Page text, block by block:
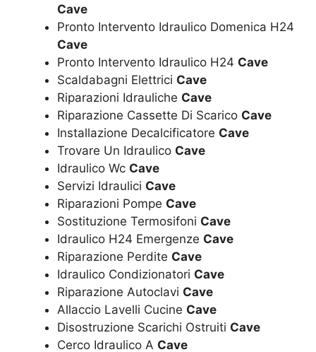
Cave
Pronto Intervento Idraulico Domenica H24
Cave
Pronto Intervento Idraulico H24 Cave
Scaldabagni Elettrici Cave
Riparazioni Idrauliche Cave
Riparazione Cassette Di Scarico Cave
Installazione Decalcificatore Cave
Trovare Un Idraulico Cave
Idraulico Wc Cave
Servizi Idraulici Cave
Riparazioni Pompe Cave
Sostituzione Termosifoni Cave
Idraulico H24 Emergenze Cave
Riparazione Perdite Cave
Idraulico Condizionatori Cave
Riparazione Autoclavi Cave
Allaccio Lavelli Cucine Cave
Disostruzione Scarichi Ostruiti Cave
Cerco Idraulico A Cave